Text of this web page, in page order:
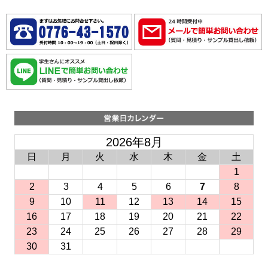
2026年8月
日 月 火 水 木 金
土
1
2
3 4 5 6 7
8
9
10 11 12 13 14
15
16
17 18 19 20 21
22
23
24 25 26 27 28
29
30
31